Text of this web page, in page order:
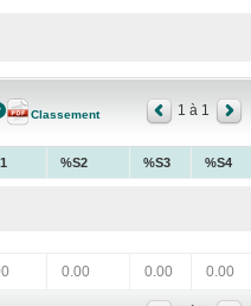
Classement 1 à 1
%S2 %S3 %S4
0.00 0.00 0.00